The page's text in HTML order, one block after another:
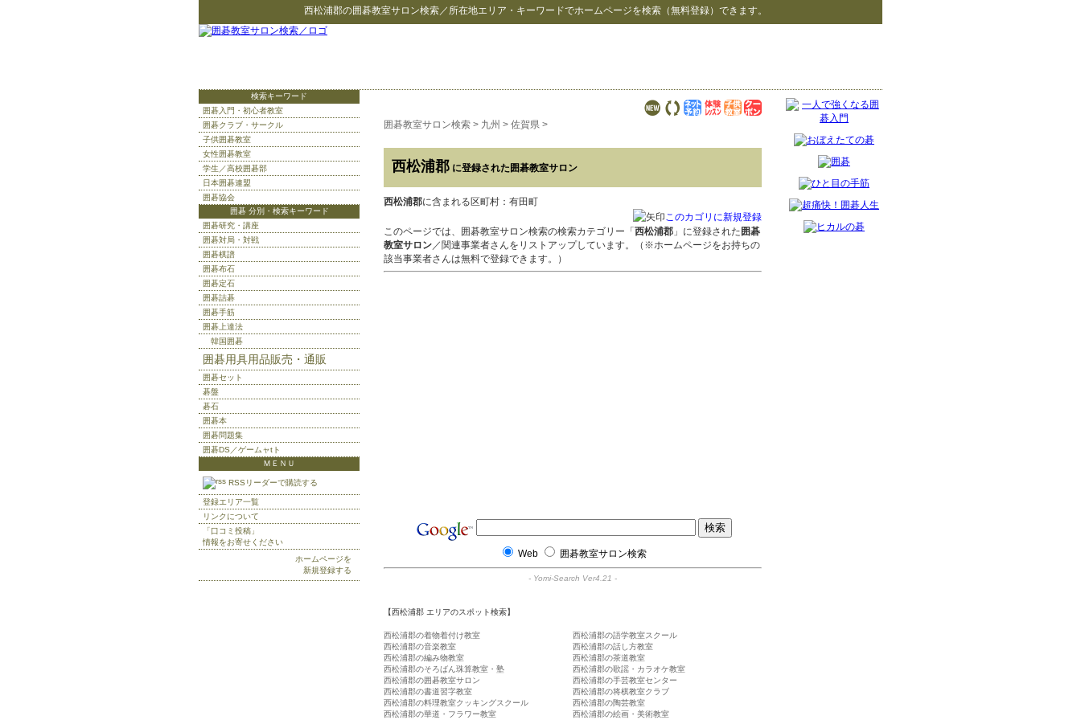
西松浦郡の囲碁教室サロン検索／所在地エリア・キーワードでホームページを検索（無料登録）できます。
囲碁教室サロン検索 > 九州 > 佐賀県 >
西松浦郡 に登録された囲碁教室サロン
西松浦郡に含まれる区町村：有田町
このカゴリに新規登録
このページでは、囲碁教室サロン検索の検索カテゴリー「 西松浦郡 」に登録された 囲碁
教室サロン／関連事業者さんをリストアップしています。（※ホームページをお持ちの
該当事業者さんは無料で登録できます。）
Web 囲碁教室サロン検索
- Yomi-Search Ver4.21 -
【西松浦郡 エリアのスポット検索】
西松浦郡の着物着付け教室
西松浦郡の語学教室スクール
西松浦郡の音楽教室
西松浦郡の話し方教室
西松浦郡の編み物教室
西松浦郡の茶道教室
西松浦郡のそろばん珠算教室・塾
西松浦郡の歌謡・カラオケ教室
西松浦郡の囲碁教室サロン
西松浦郡の手芸教室センター
西松浦郡の書道習字教室
西松浦郡の将棋教室クラブ
西松浦郡の料理教室クッキングスクール
西松浦郡の陶芸教室
西松浦郡の華道・フラワー教室
西松浦郡の絵画・美術教室
検索キーワード
囲碁入門・初心者教室
囲碁クラブ・サークル
子供囲碁教室
女性囲碁教室
学生／高校囲碁部
日本囲碁連盟
囲碁協会
囲碁 分別・検索キーワード
囲碁研究・講座
囲碁対局・対戦
囲碁棋譜
囲碁布石
囲碁定石
囲碁詰碁
囲碁手筋
囲碁上達法
韓国囲碁
囲碁用具用品販売・通販
囲碁セット
碁盤
碁石
囲碁本
囲碁問題集
囲碁DS／ゲームャtト
ＭＥＮＵ
RSSリーダーで購読する
登録エリア一覧
リンクについて
「口コミ投稿」
情報をお寄せください
ホームページを
新規登録する